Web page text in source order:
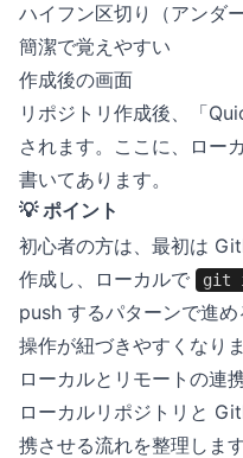
ハイフン区切り（アンダ
簡潔で覚えやすい
作成後の画面
リポジトリ作成後、「
されます。ここに、ロー
書いてあります。
💡 ポイント
初心者の方は、最初は
作成し、ローカルで
git
push するパターンで進
操作が紐づきやすくなりま
ローカルとリモートの連
ローカルリポジトリと
携させる流れを整理します